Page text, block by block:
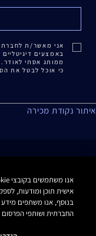
אני מאשר/ת לחברת
ממותג אסתי
כי אוכל לבטל את
איתור נקודת מכירה
אישית תוכן ומודעות,
בנוסף, אנו משתפים
החברתית ושותפי הפרסום